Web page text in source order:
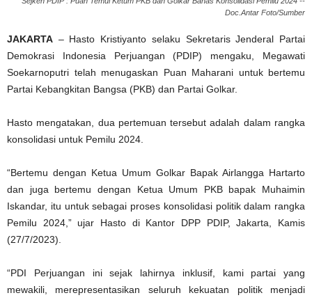
Doc.Antar Foto/Sumber
JAKARTA – Hasto Kristiyanto selaku Sekretaris Jenderal Partai
Demokrasi Indonesia Perjuangan (PDIP) mengaku, Megawati
Soekarnoputri telah menugaskan Puan Maharani untuk bertemu
Partai Kebangkitan Bangsa (PKB) dan Partai Golkar.
Hasto mengatakan, dua pertemuan tersebut adalah dalam rangka
konsolidasi untuk Pemilu 2024.
“Bertemu dengan Ketua Umum Golkar Bapak Airlangga Hartarto
dan juga bertemu dengan Ketua Umum PKB bapak Muhaimin
Iskandar, itu untuk sebagai proses konsolidasi politik dalam rangka
Pemilu 2024,” ujar Hasto di Kantor DPP PDIP, Jakarta, Kamis
(27/7/2023).
“PDI Perjuangan ini sejak lahirnya inklusif, kami partai yang
mewakili, merepresentasikan seluruh kekuatan politik menjadi